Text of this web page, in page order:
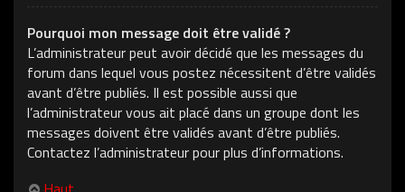
Pourquoi mon message doit être validé ?
L’administrateur peut avoir décidé que les messages du
forum dans lequel vous postez nécessitent d’être validés
avant d’être publiés. Il est possible aussi que
l’administrateur vous ait placé dans un groupe dont les
messages doivent être validés avant d’être publiés.
Contactez l’administrateur pour plus d’informations.